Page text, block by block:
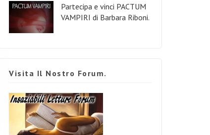
Partecipa e vinci PACTUM
VAMPIRI di Barbara Riboni.
Visita Il Nostro Forum.